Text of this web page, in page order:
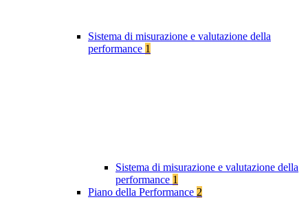
Sistema di misurazione e valutazione della
performance 1
Sistema di misurazione e valutazione della
performance 1
Piano della Performance 2